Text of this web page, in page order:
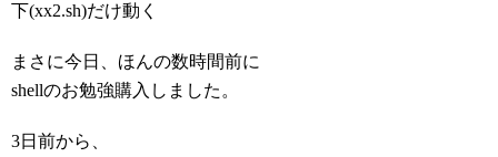
下(xx2.sh)だけ動く
まさに今日、ほんの数時間前に
shellのお勉強購入しました。
3日前から、